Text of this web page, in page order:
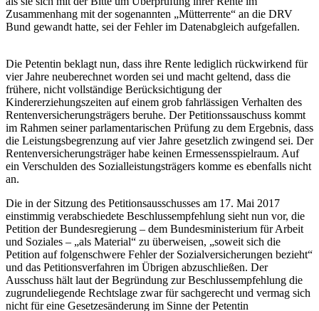
Zusammenhang mit der sogenannten „Mütterrente“ an die DRV
Bund gewandt hatte, sei der Fehler im Datenabgleich aufgefallen.
Die Petentin beklagt nun, dass ihre Rente lediglich rückwirkend für
vier Jahre neuberechnet worden sei und macht geltend, dass die
frühere, nicht vollständige Berücksichtigung der
Kindererziehungszeiten auf einem grob fahrlässigen Verhalten des
Rentenversicherungsträgers beruhe. Der Petitionssauschuss kommt
im Rahmen seiner parlamentarischen Prüfung zu dem Ergebnis, dass
die Leistungsbegrenzung auf vier Jahre gesetzlich zwingend sei. Der
Rentenversicherungsträger habe keinen Ermessensspielraum. Auf
ein Verschulden des Sozialleistungsträgers komme es ebenfalls nicht
an.
Die in der Sitzung des Petitionsausschusses am 17. Mai 2017
einstimmig verabschiedete Beschlussempfehlung sieht nun vor, die
Petition der Bundesregierung – dem Bundesministerium für Arbeit
und Soziales – „als Material“ zu überweisen, „soweit sich die
Petition auf folgenschwere Fehler der Sozialversicherungen bezieht“
und das Petitionsverfahren im Übrigen abzuschließen. Der
Ausschuss hält laut der Begründung zur Beschlussempfehlung die
zugrundeliegende Rechtslage zwar für sachgerecht und vermag sich
nicht für eine Gesetzesänderung im Sinne der Petentin